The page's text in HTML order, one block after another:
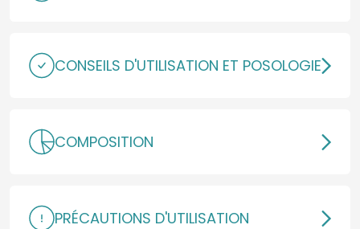
CONSEILS D'UTILISATION ET POSOLOGIE
COMPOSITION
PRÉCAUTIONS D'UTILISATION